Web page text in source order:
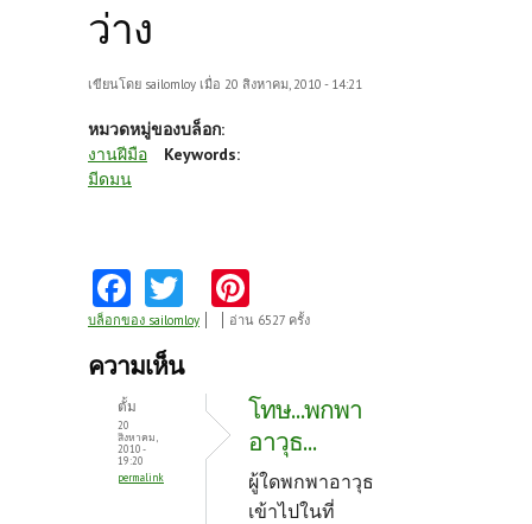
ว่าง
เขียนโดย sailomloy เมื่อ 20 สิงหาคม, 2010 - 14:21
หมวดหมู่ของบล็อก:
งานฝีมือ
Keywords:
มีดมน
Fa
ce
b
o
o
k
w
itt
er
nt
es
t
บล็อกของ sailomloy อ่าน 6527 ครั้ง
ความเห็น
ตั้ม
20
สิงหาคม,
2010 -
19:20
permalink
โทษ...พกพา
อาวุธ...
ผู้ใดพกพาอาวุธ
เข้าไปในที่